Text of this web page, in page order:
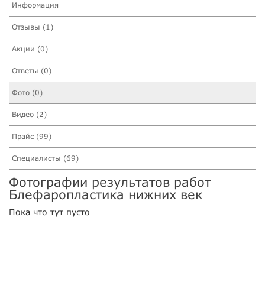
Информация
Отзывы (1)
Акции (0)
Ответы (0)
Фото (0)
Видео (2)
Прайс (99)
Специалисты (69)
Фотографии результатов работ
Блефаропластика нижних век
Пока что тут пусто